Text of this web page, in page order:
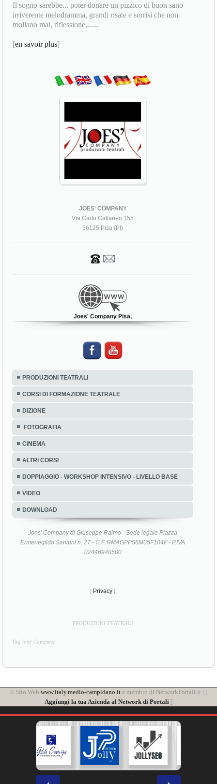
Il sogno sarebbe... poter donare un pizzico di buon sano
irriverente melodramma, grandi risate e sorrisi che non
mollano mai, riflessione,......
[en savoir plus]
JOES' COMPANY
Via Carlo Cattaneo 155
56125 Pisa (PI)
Joes' Company Pisa,
PRODUZIONI TEATRALI
CORSI DI FORMAZIONE TEATRALE
DIZIONE
FOTOGRAFIA
CINEMA
ALTRI CORSI
DOPPIAGGIO - WORKSHOP INTENSIVO - LIVELLO BASE
VIDEO
DOWNLOAD
Joes' Company di Giuseppe Raimo - Sede legale Piazza
Ermenegildo Santoni n. 27 - C.F. RMAGPP56M05F104F - P.IVA
02446940500
[ Privacy ]
PRODUZIONI TEATRALI
Tag Joes' Company
il Sito Web www.italy.medio-campidano.itè membro di NetworkPortali.it | [
Aggiungi la tua Azienda al Network di Portali ]